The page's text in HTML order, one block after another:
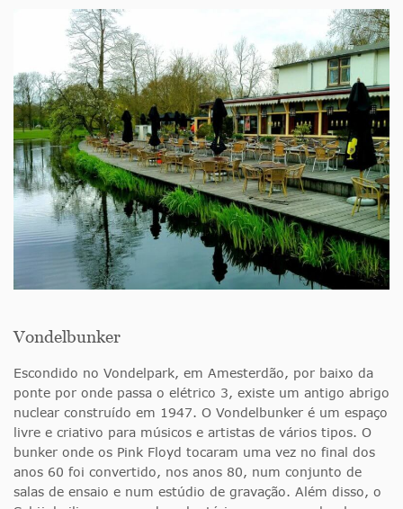
Vondelbunker
Escondido no Vondelpark, em Amesterdão, por baixo da
ponte por onde passa o elétrico 3, existe um antigo abrigo
nuclear construído em 1947. O Vondelbunker é um espaço
livre e criativo para músicos e artistas de vários tipos. O
bunker onde os Pink Floyd tocaram uma vez no final dos
anos 60 foi convertido, nos anos 80, num conjunto de
salas de ensaio e num estúdio de gravação. Além disso, o